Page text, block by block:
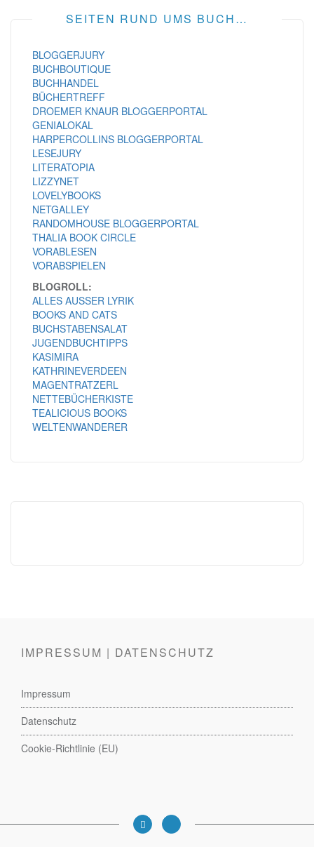
SEITEN RUND UMS BUCH…
BLOGGERJURY
BUCHBOUTIQUE
BUCHHANDEL
BÜCHERTREFF
DROEMER KNAUR BLOGGERPORTAL
GENIALOKAL
HARPERCOLLINS BLOGGERPORTAL
LESEJURY
LITERATOPIA
LIZZYNET
LOVELYBOOKS
NETGALLEY
RANDOMHOUSE BLOGGERPORTAL
THALIA BOOK CIRCLE
VORABLESEN
VORABSPIELEN
BLOGROLL:
ALLES AUSSER LYRIK
BOOKS AND CATS
BUCHSTABENSALAT
JUGENDBUCHTIPPS
KASIMIRA
KATHRINEVERDEEN
MAGENTRATZERL
NETTEBÜCHERKISTE
TEALICIOUS BOOKS
WELTENWANDERER
IMPRESSUM | DATENSCHUTZ
Impressum
Datenschutz
Cookie-Richtlinie (EU)